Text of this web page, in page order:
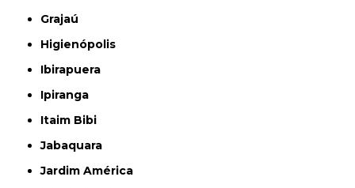
Grajaú
Higienópolis
Ibirapuera
Ipiranga
Itaim Bibi
Jabaquara
Jardim América